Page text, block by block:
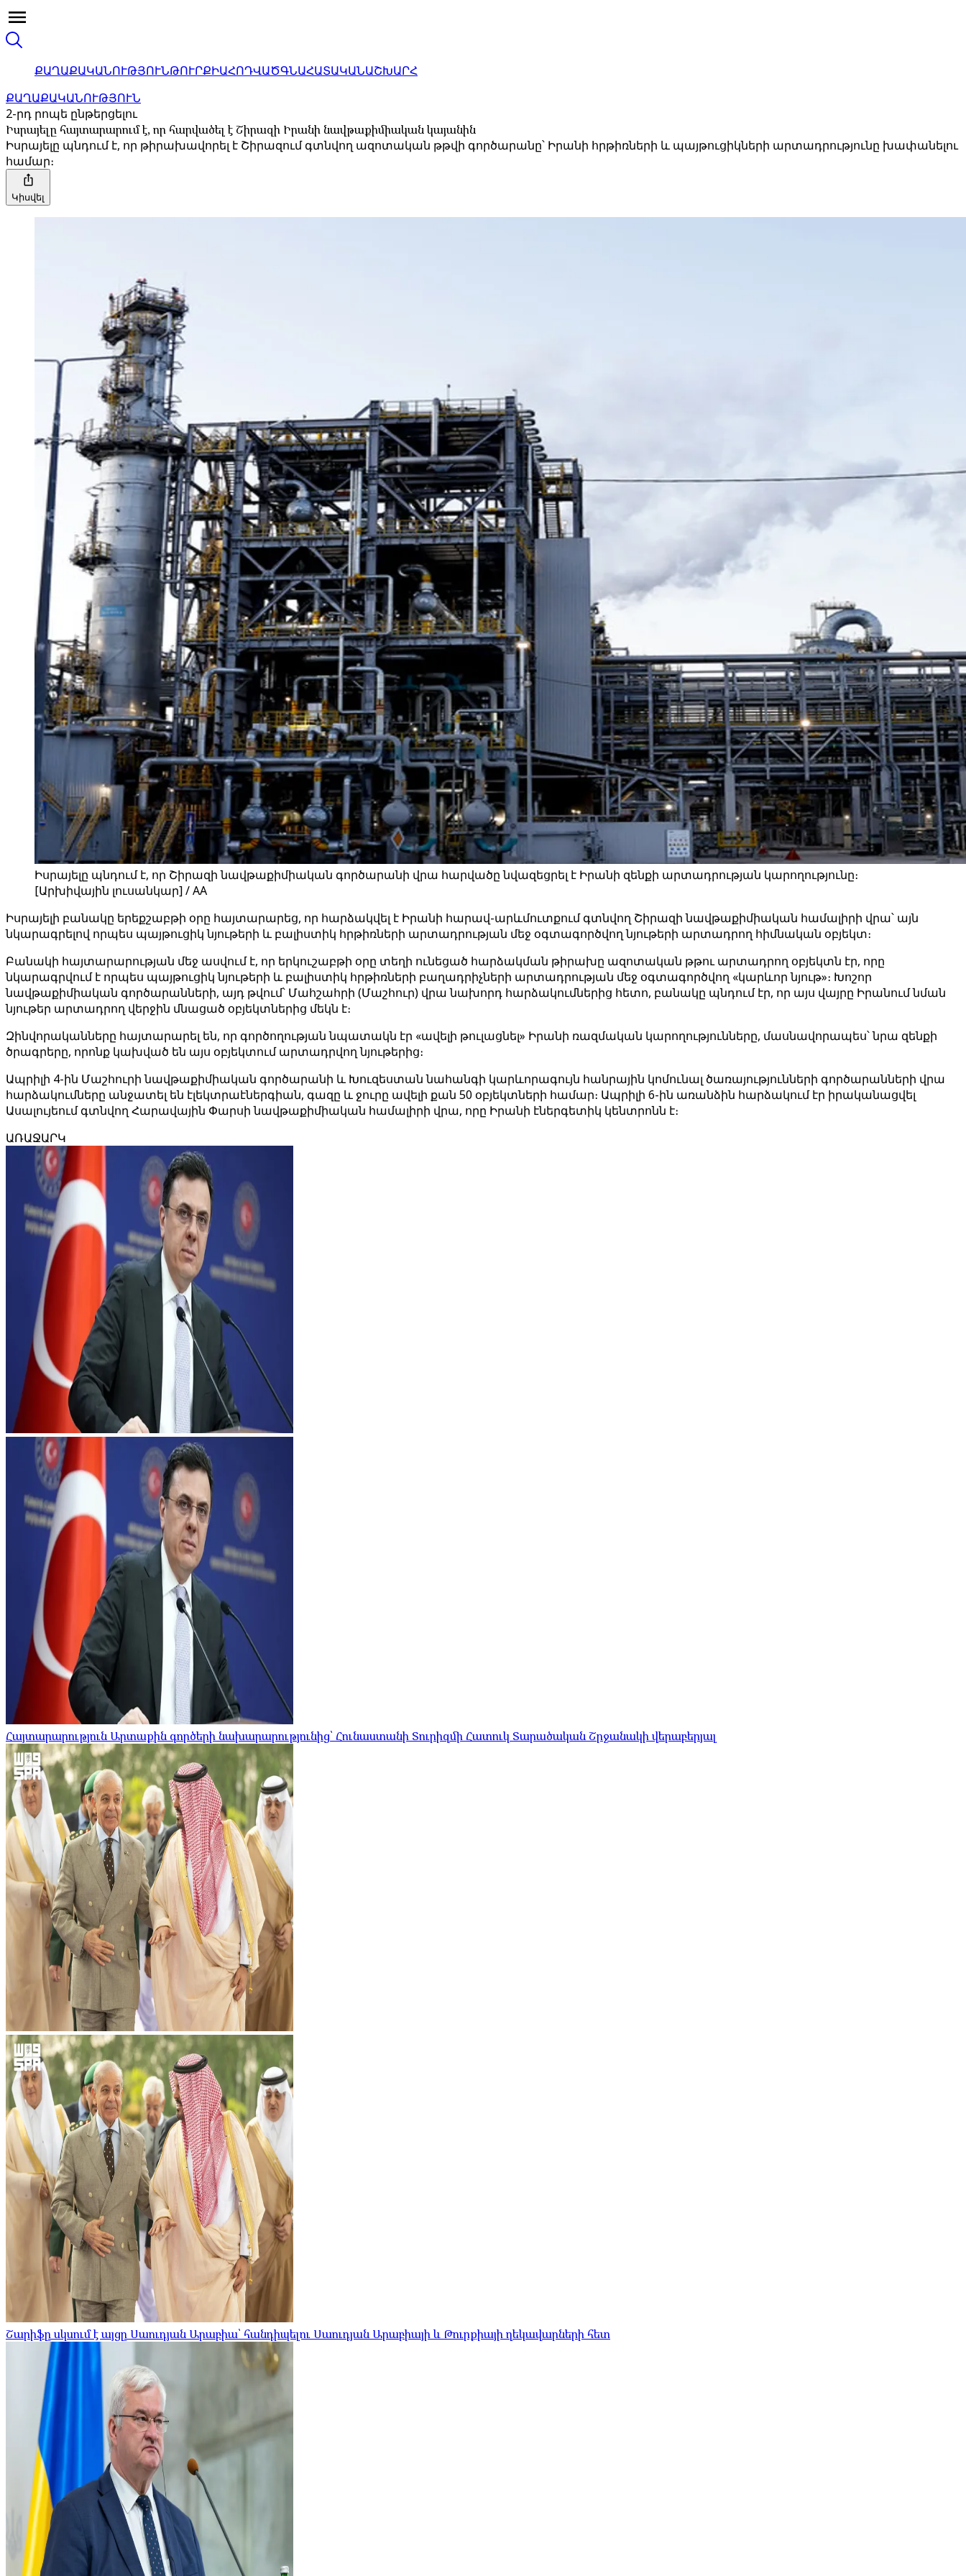
ՔԱՂԱՔԱԿԱՆՈՒԹՅՈՒՆԹՈՒՐՔԻԱՀՈԴՎԱԾԳՆԱՀԱՏԱԿԱՆԱՇԽԱՐՀ
ՔԱՂԱՔԱԿԱՆՈՒԹՅՈՒՆ
2-րդ րոպե ընթերցելու
Իսրայելը հայտարարում է, որ հարվածել է Շիրազի Իրանի նավթաքիմիական կայանին
Իսրայելը պնդում է, որ թիրախավորել է Շիրազում գտնվող ազոտական ​​թթվի գործարանը՝ Իրանի հրթիռների և պայթուցիկների արտադրությունը խափանելու
համար։
Կիսվել
Իսրայելը պնդում է, որ Շիրազի նավթաքիմիական գործարանի վրա հարվածը նվազեցրել է Իրանի զենքի արտադրության կարողությունը։
[Արխիվային լուսանկար] / AA
Իսրայելի բանակը երեքշաբթի օրը հայտարարեց, որ հարձակվել է Իրանի հարավ-արևմուտքում գտնվող Շիրազի նավթաքիմիական համալիրի վրա՝ այն
նկարագրելով որպես պայթուցիկ նյութերի և բալիստիկ հրթիռների արտադրության մեջ օգտագործվող նյութերի արտադրող հիմնական օբյեկտ։
Բանակի հայտարարության մեջ ասվում է, որ երկուշաբթի օրը տեղի ունեցած հարձակման թիրախը ազոտական ​​թթու արտադրող օբյեկտն էր, որը
նկարագրվում է որպես պայթուցիկ նյութերի և բալիստիկ հրթիռների բաղադրիչների արտադրության մեջ օգտագործվող «կարևոր նյութ»։ Խոշոր
նավթաքիմիական գործարանների, այդ թվում՝ Մահշահրի (Մաշհուր) վրա նախորդ հարձակումներից հետո, բանակը պնդում էր, որ այս վայրը Իրանում նման
նյութեր արտադրող վերջին մնացած օբյեկտներից մեկն է։
Զինվորականները հայտարարել են, որ գործողության նպատակն էր «ավելի թուլացնել» Իրանի ռազմական կարողությունները, մասնավորապես՝ նրա զենքի
ծրագրերը, որոնք կախված են այս օբյեկտում արտադրվող նյութերից։
Ապրիլի 4-ին Մաշհուրի նավթաքիմիական գործարանի և Խուզեստան նահանգի կարևորագույն հանրային կոմունալ ծառայությունների գործարանների վրա
հարձակումները անջատել են էլեկտրաէներգիան, գազը և ջուրը ավելի քան 50 օբյեկտների համար։ Ապրիլի 6-ին առանձին հարձակում էր իրականացվել
Ասալույեում գտնվող Հարավային Փարսի նավթաքիմիական համալիրի վրա, որը Իրանի էներգետիկ կենտրոնն է։
ԱՌԱՋԱՐԿ
Հայտարարություն Արտաքին գործերի նախարարությունից՝ Հունաստանի Տուրիզմի Հատուկ Տարածական Շրջանակի վերաբերյալ
Շարիֆը սկսում է այցը Սաուդյան Արաբիա՝ հանդիպելու Սաուդյան Արաբիայի և Թուրքիայի ղեկավարների հետ